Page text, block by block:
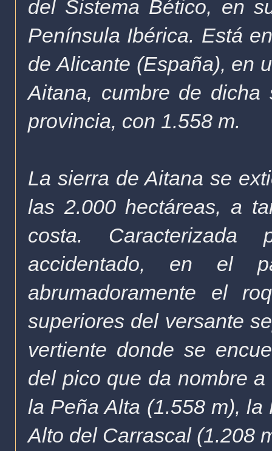
del Sistema Bético, en
Península Ibérica. Está
de Alicante (España), en
Aitana, cumbre de
provincia, con 1.558 m.
La sierra de Aitana se
las 2.000 hectáreas, a
costa. Caracterizada
accidentado, en el
abrumadoramente el
superiores del versante
vertiente donde se
del pico que da nombre
la Peña Alta (1.558 m), la
Alto del Carrascal (1.208